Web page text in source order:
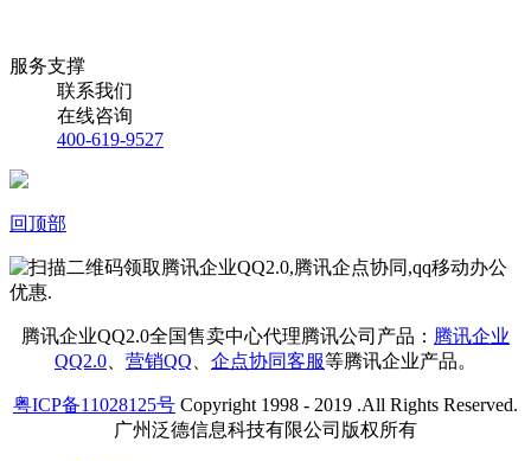
服务支撑
联系我们
在线咨询
400-619-9527
回顶部
腾讯企业QQ2.0全国售卖中心代理腾讯公司产品： 腾讯企业
QQ2.0
营销QQ 企点协同客服等腾讯企业产品。
粤ICP备11028125号 Copyright 1998 - 2019 .All Rights Reserved.
广州泛德信息科技有限公司版权所有